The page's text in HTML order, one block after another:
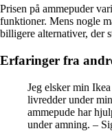
Prisen på ammepuder
funktioner. Mens nogle
billigere alternativer, der
Erfaringer fra
Jeg elsker min
livredder under
ammepude har
under amning. –